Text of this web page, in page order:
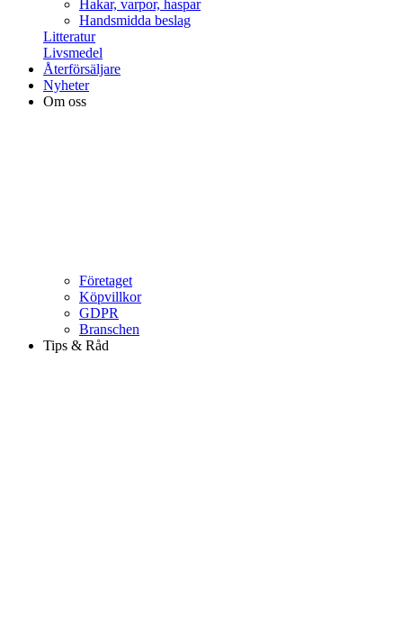
Hakar, varpor, haspar
Handsmidda beslag
Litteratur
Livsmedel
Återförsäljare
Nyheter
Om oss
Företaget
Köpvillkor
GDPR
Branschen
Tips & Råd